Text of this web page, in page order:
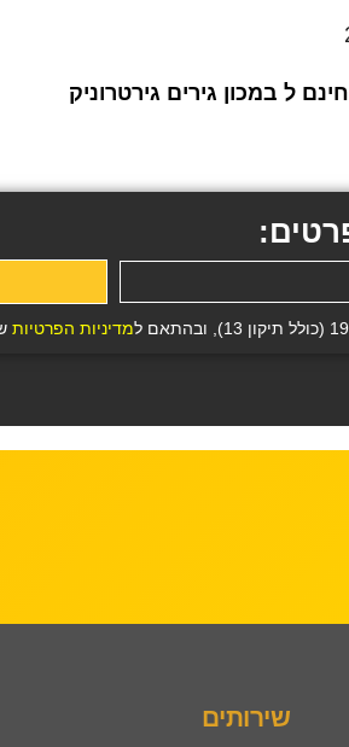
ל במכון גירים גירטרוניק
מדיניות הפרטיות
שירותים